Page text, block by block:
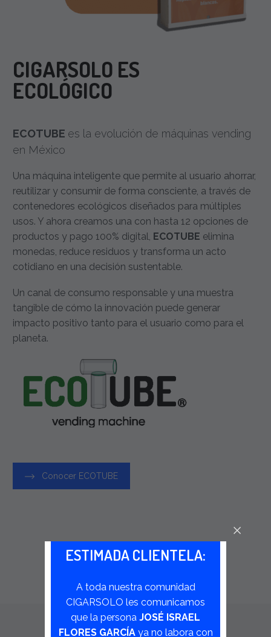
CIGARSOLO ES
ECOLÓGICO
ECOTUBE es la evolución de máquinas vending
en México
Una máquina inteligente que permite al usuario ahorrar,
reutilizar y consumir de forma consciente, a través de
contenedores ecológicos diseñados para múltiples
usos. Y ahora creamos una con hasta 12 opciones de
productos y pago 100% digital, ECOTUBE elimina
monedas, reduce residuos y transforma un acto
cotidiano en una decisión sustentable.
Un canal de consumo responsable y una muestra
tangible de cómo la innovación puede generar
impacto positivo tanto para el usuario como para el
planeta.
Conocer ECOTUBE
ESTIMADA CLIENTELA:
A toda nuestra comunidad
CIGARSOLO les comunicamos
que la persona JOSÉ ISRAEL
FLORES GARCÍAya no labora con